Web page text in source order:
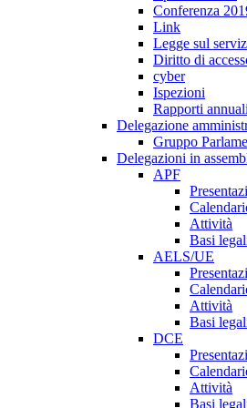
Conferenza
Link
Legge sul
Diritto di
cyber
Ispezioni
Rapporti
Delegazione
Gruppo
Delegazioni in
APF
Attività
Basi
AELS/UE
Attività
Basi
DCE
Attività
Basi